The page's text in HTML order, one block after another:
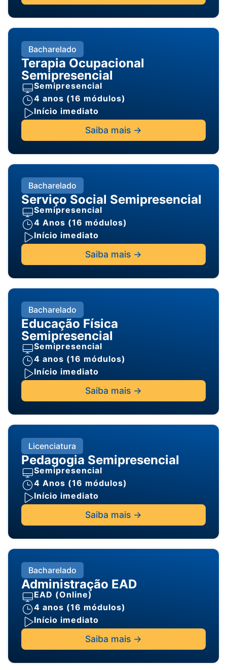
Bacharelado
Terapia Ocupacional
Semipresencial
Semipresencial
4 anos (16 módulos)
Início imediato
Saiba mais ->
Bacharelado
Serviço Social Semipresencial
Semipresencial
4 Anos (16 módulos)
Início imediato
Saiba mais ->
Bacharelado
Educação Física
Semipresencial
Semipresencial
4 anos (16 módulos)
Início imediato
Saiba mais ->
Licenciatura
Pedagogia Semipresencial
Semipresencial
4 Anos (16 módulos)
Início imediato
Saiba mais ->
Bacharelado
Administração EAD
EAD (Online)
4 anos (16 módulos)
Início imediato
Saiba mais ->